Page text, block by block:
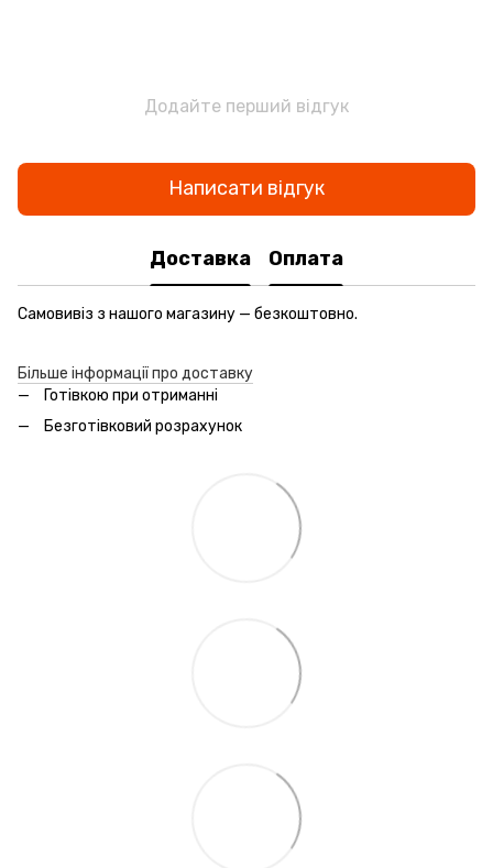
Додайте перший відгук
Написати відгук
Доставка Оплата
Самовивіз з нашого магазину — безкоштовно.
Більше інформації про доставку
Готівкою при отриманні
Безготівковий розрахунок